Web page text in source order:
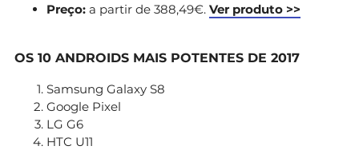
Preço: a partir de 388,49€. Ver produto >>
OS 10 ANDROIDS MAIS POTENTES DE 2017
Samsung Galaxy S8
Google Pixel
LG G6
HTC U11